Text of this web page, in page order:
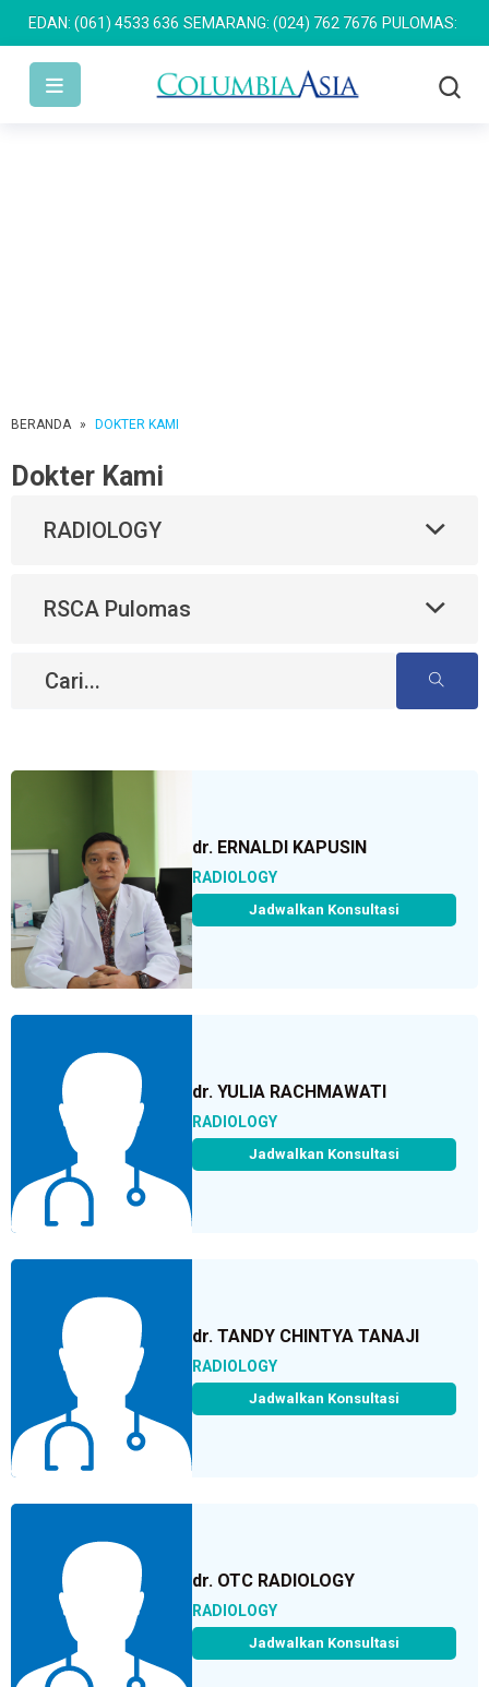
(061) 4533 636 SEMARANG: (024) 762 7676 PULOMAS: (021)
BERANDA » DOKTER KAMI
Dokter Kami
RADIOLOGY
RSCA Pulomas
dr. ERNALDI KAPUSIN
RADIOLOGY
Jadwalkan Konsultasi
dr. YULIA RACHMAWATI
RADIOLOGY
Jadwalkan Konsultasi
dr. TANDY CHINTYA TANAJI
RADIOLOGY
Jadwalkan Konsultasi
dr. OTC RADIOLOGY
RADIOLOGY
Jadwalkan Konsultasi